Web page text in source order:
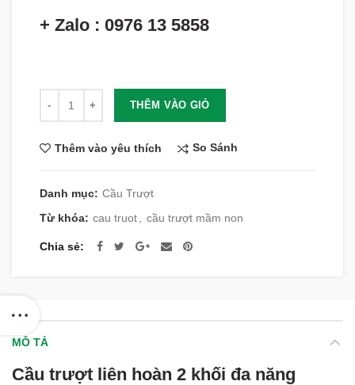
+ Zalo : 0976 13 5858
THÊM VÀO GIỎ
Thêm vào yêu thích So Sánh
Danh mục: Cầu Trượt
Từ khóa: cau truot cầu trượt mầm non
Chia sẻ
MÔ TẢ
Cầu trượt liên hoàn 2 khối đa năng